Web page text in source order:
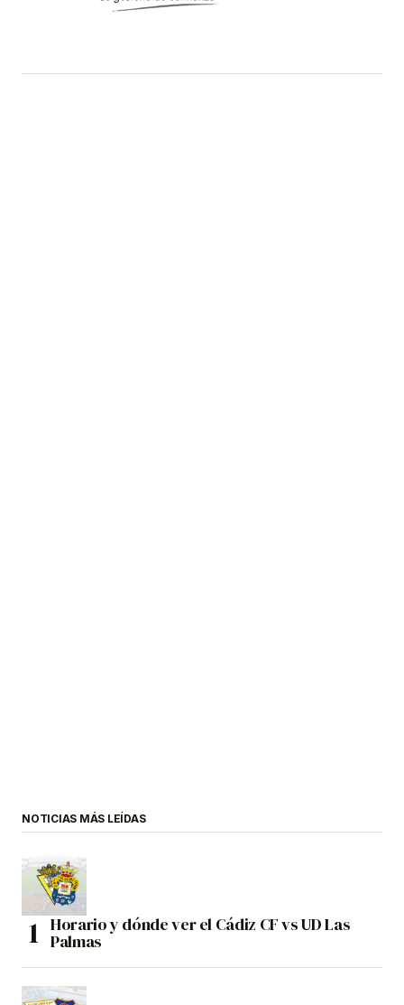
NOTICIAS MÁS LEÍDAS
Horario y dónde ver el Cádiz CF vs UD Las
Palmas